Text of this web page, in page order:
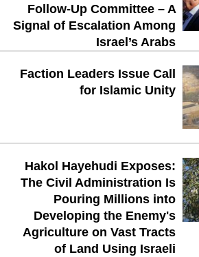
Follow-Up Committee – A
Signal of Escalation Among
Israel’s Arabs
Faction Leaders Issue Call
for Islamic Unity
Hakol Hayehudi Exposes:
The Civil Administration Is
Pouring Millions into
Developing the Enemy's
Agriculture on Vast Tracts
of Land Using Israeli